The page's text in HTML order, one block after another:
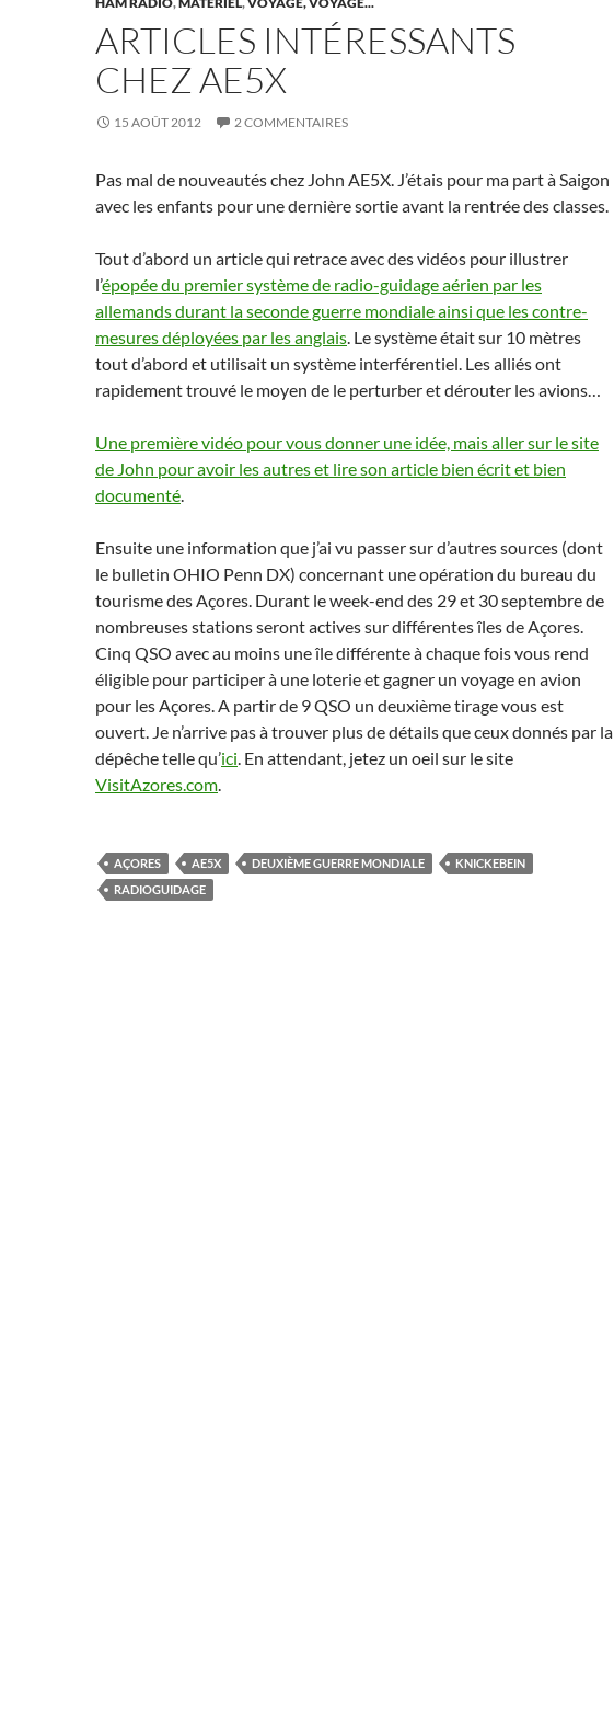
ARTICLES INTÉRESSANTS
CHEZ AE5X
15 AOÛT 2012 2 COMMENTAIRES
Pas mal de nouveautés chez John AE5X. J’étais pour ma part à Saigon
avec les enfants pour une dernière sortie avant la rentrée des classes.
Tout d’abord un article qui retrace avec des vidéos pour illustrer
l’épopée du premier système de radio-guidage aérien par les
allemands durant la seconde guerre mondiale ainsi que les contre-
mesures déployées par les anglais. Le système était sur 10 mètres
tout d’abord et utilisait un système interférentiel. Les alliés ont
rapidement trouvé le moyen de le perturber et dérouter les avions…
Une première vidéo pour vous donner une idée, mais aller sur le site
de John pour avoir les autres et lire son article bien écrit et bien
documenté.
Ensuite une information que j’ai vu passer sur d’autres sources (dont
le bulletin OHIO Penn DX) concernant une opération du bureau du
tourisme des Açores. Durant le week-end des 29 et 30 septembre de
nombreuses stations seront actives sur différentes îles de Açores.
Cinq QSO avec au moins une île différente à chaque fois vous rend
éligible pour participer à une loterie et gagner un voyage en avion
pour les Açores. A partir de 9 QSO un deuxième tirage vous est
ouvert. Je n’arrive pas à trouver plus de détails que ceux donnés par la
dépêche telle qu’ici. En attendant, jetez un oeil sur le site
VisitAzores.com.
AÇORES AE5X DEUXIÈME GUERRE MONDIALE
KNICKEBEIN
RADIOGUIDAGE